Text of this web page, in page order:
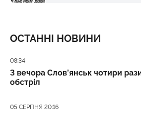
ОСТАННІ НОВИНИ
Дата публікації
08:34
З вечора Слов’янськ чотири
обстріл
Дата публікації
05 СЕРПНЯ 20:16